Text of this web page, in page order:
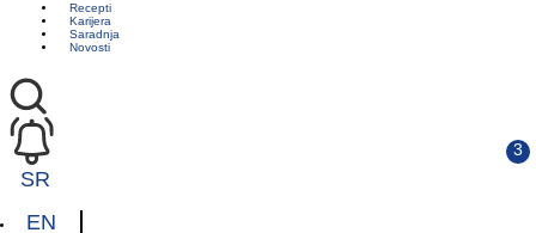
Recepti
Karijera
Saradnja
Novosti
SR
EN